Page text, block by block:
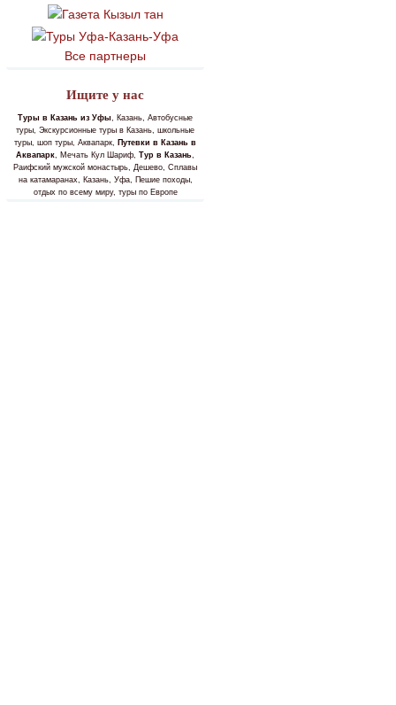
Все партнеры
Ищите у нас
Туры в Казань из Уфы, Казань, Автобусные
туры, Экскурсионные туры в Казань, школьные
туры, шоп туры, Аквапарк, Путевки в Казань в
Аквапарк, Мечать Кул Шариф, Тур в Казань,
Раифский мужской монастырь, Дешево, Сплавы
на катамаранах, Казань, Уфа, Пешие походы,
отдых по всему миру, туры по Европе